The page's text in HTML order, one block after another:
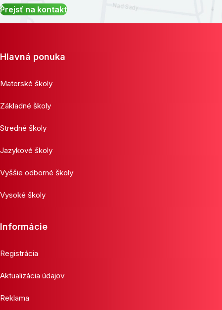
Prejsť na kontakt
Hlavná ponuka
Materské školy
Základné školy
Stredné školy
Jazykové školy
Vyššie odborné školy
Vysoké školy
Informácie
Registrácia
Aktualizácia údajov
Reklama